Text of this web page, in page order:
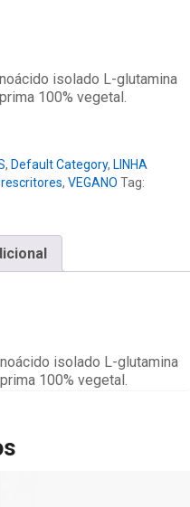
isolado L-glutamina
100% vegetal.
, Default Category, LINHA
, VEGANO Tag:
isolado L-glutamina
100% vegetal.